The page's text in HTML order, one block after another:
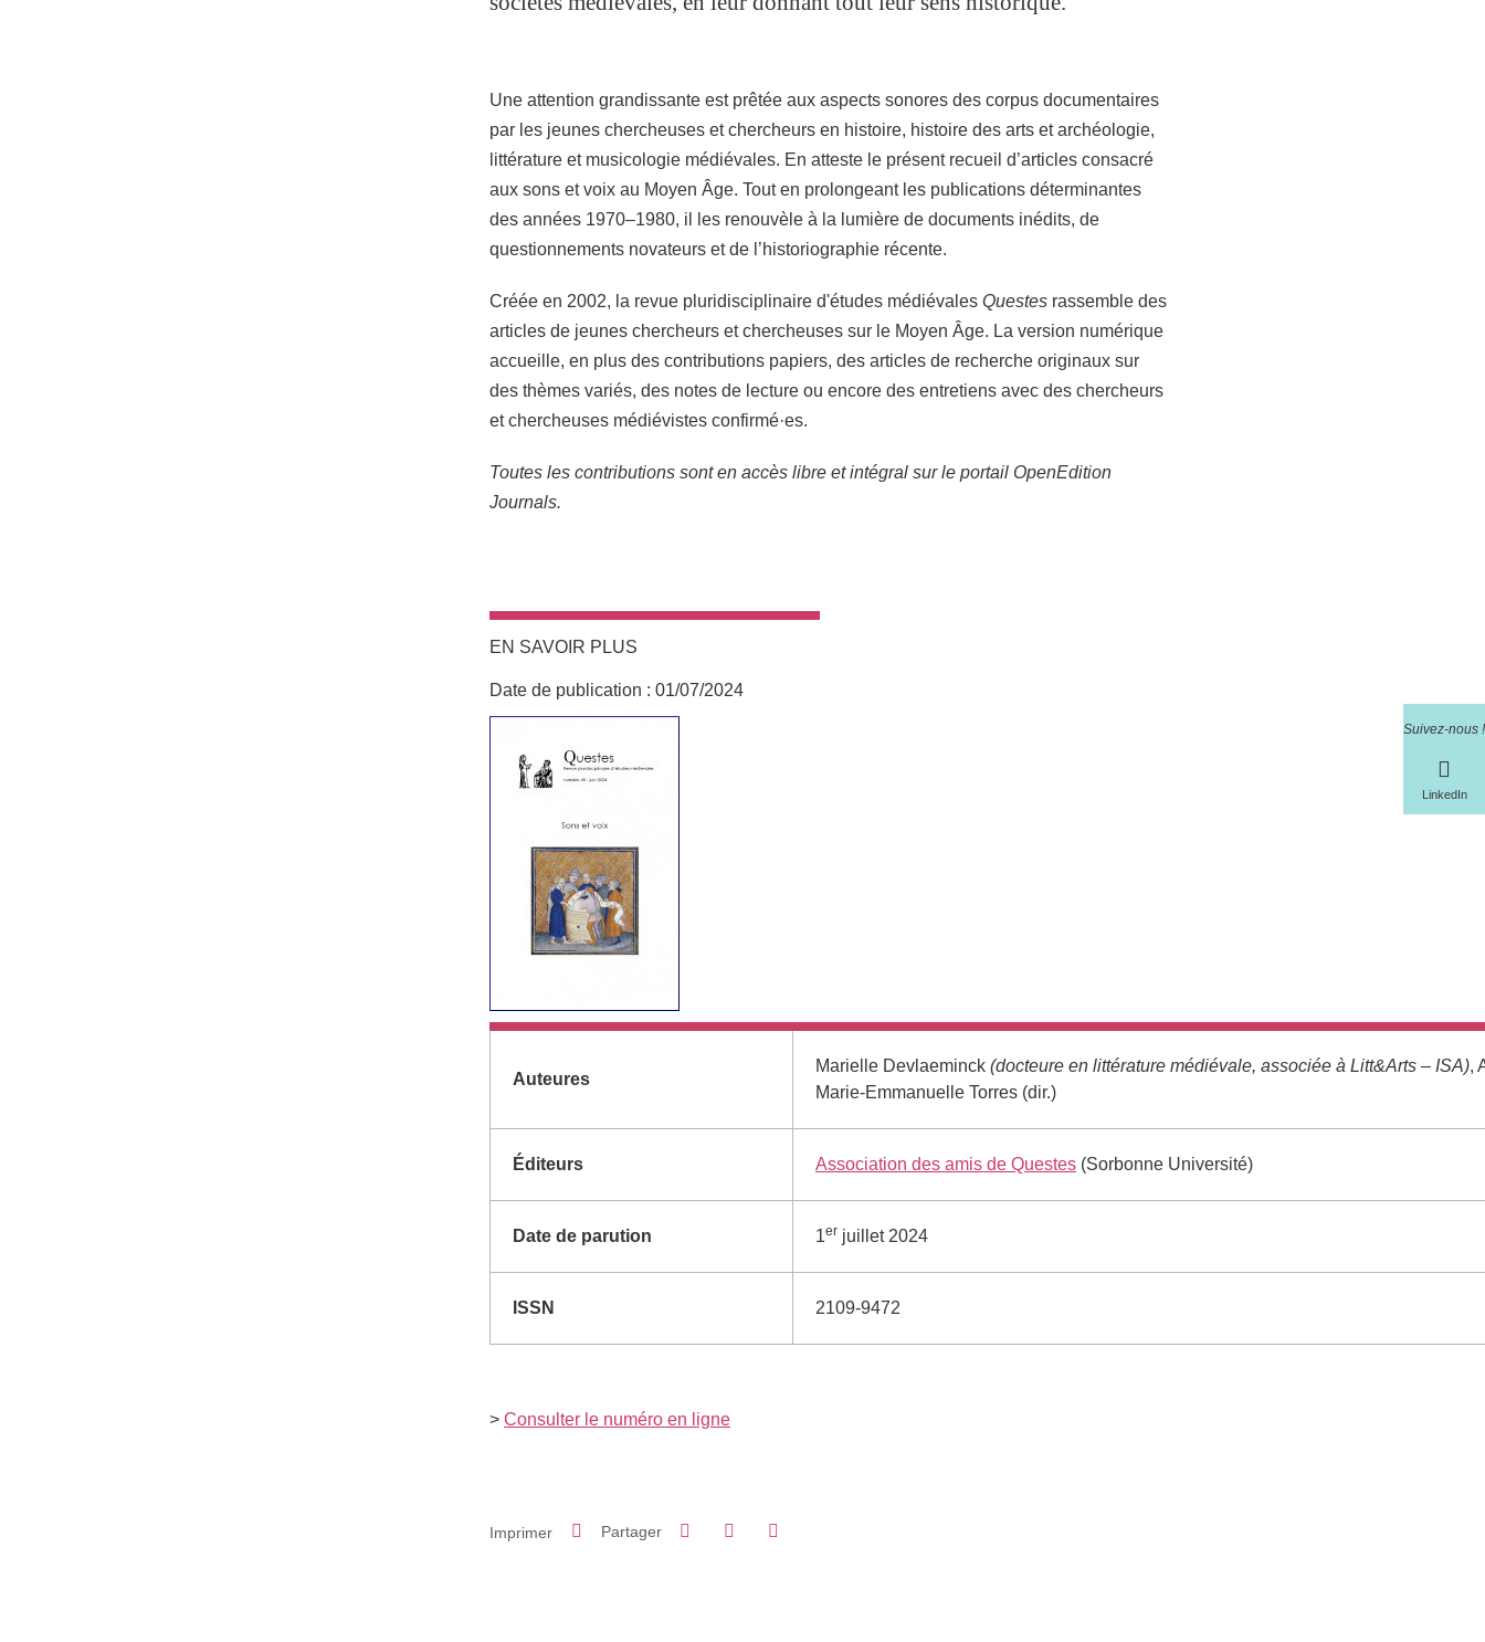
Suivez-nous !
LinkedIn
Une attention grandissante est prêtée aux aspects sonores des corpus documentaires
par les jeunes chercheuses et chercheurs en histoire, histoire des arts et archéologie,
littérature et musicologie médiévales. En atteste le présent recueil d’articles consacré
aux sons et voix au Moyen Âge. Tout en prolongeant les publications déterminantes
des années 1970–1980, il les renouvèle à la lumière de documents inédits, de
questionnements novateurs et de l’historiographie récente.
Créée en 2002, la revue pluridisciplinaire d'études médiévales Questesrassemble des
articles de jeunes chercheurs et chercheuses sur le Moyen Âge. La version numérique
accueille, en plus des contributions papiers, des articles de recherche originaux sur
des thèmes variés, des notes de lecture ou encore des entretiens avec des chercheurs
et chercheuses médiévistes confirmé·es.
Toutes les contributions sont en accès libre et intégral sur le portail OpenEdition
Journals.
EN SAVOIR PLUS
Date de publication : 01/07/2024
Auteures
Marielle Devlaeminck (docteure en littérature médiévale, associée à Litt&Arts – ISA),
Marie-Emmanuelle Torres (dir.)
Éditeurs Association des amis de Questes(Sorbonne Université)
Date de parution 1er juillet 2024
ISSN 2109-9472
> Consulter le numéro en ligne
Imprimer Partager Partager sur Facebook
Partager sur LinkedIn